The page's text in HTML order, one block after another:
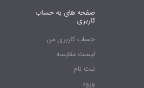
صفحه های به حساب
کاربری
حساب کاربری من
لیست مقایسه
ثبت نام
ورود